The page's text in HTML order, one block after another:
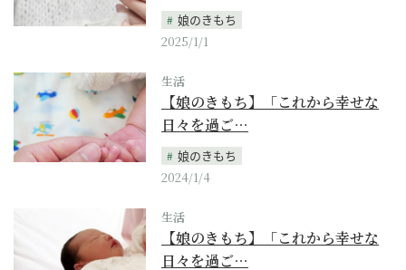
娘のきもち
2025/1/1
生活
【娘のきもち】「これから幸せな
日々を過ご…
娘のきもち
2024/1/4
生活
【娘のきもち】「これから幸せな
日々を過ご…